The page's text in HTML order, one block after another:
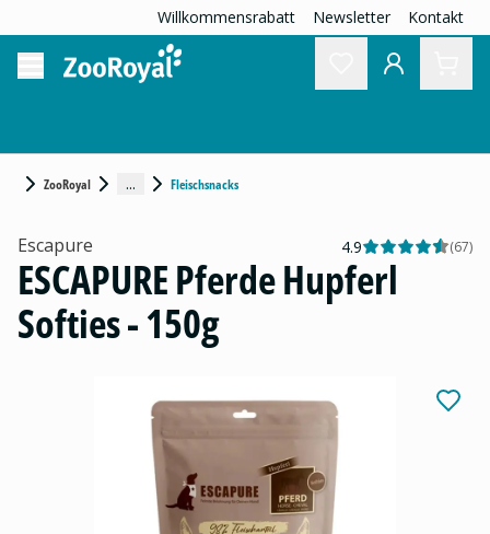
Willkommensrabatt Newsletter Kontakt
ZooRoyal ... Fleischsnacks
Escapure 4.9 (67)
ESCAPURE Pferde Hupferl
Softies - 150g